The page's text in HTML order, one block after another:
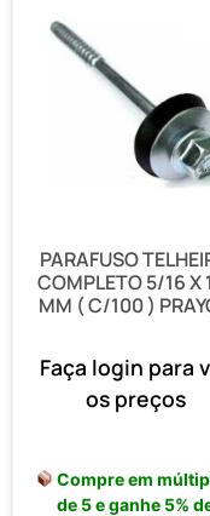
PARAFUSO
COMPLETO 5/16 X
MM ( C/100 )
Faça login para
os preços
Compre em
de 5 e ganhe 5%